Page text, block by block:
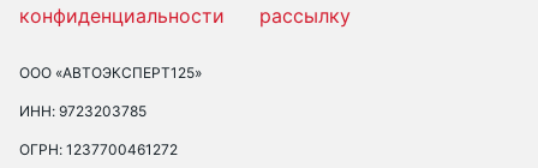
конфиденциальности
рассылку
ООО «АВТОЭКСПЕРТ125»
ИНН: 9723203785
ОГРН: 1237700461272